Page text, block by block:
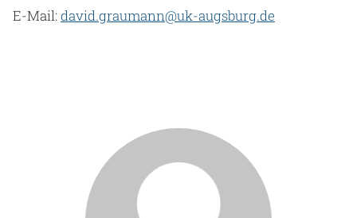
E-Mail:david.graumann@uk-augsburg.de